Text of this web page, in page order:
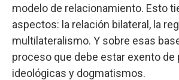
modelo de relacionamiento. Esto
aspectos: la relación bilateral, la
multilateralismo. Y sobre esas
proceso que debe estar exento de
ideológicas y dogmatismos.